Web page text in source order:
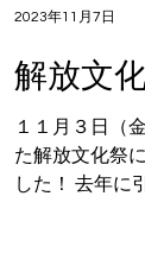
解放文
１１月３日（
た解放文化祭
した！ 去年に
2023年11月7日